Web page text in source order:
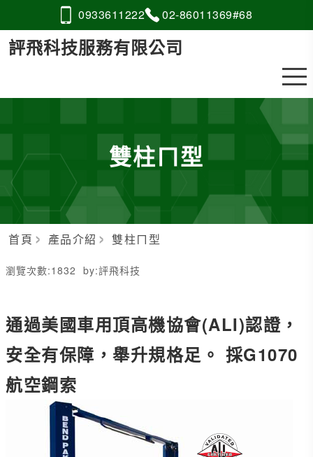
0933611222 02-8601 1369#68
評飛科技服務有限公司
雙柱ㄇ型
首頁 產品介紹 雙柱ㄇ型
瀏覽次數:1832 by:評飛科技
通過美國車用頂高機協會(ALI)認證，
安全有保障，舉升規格足。 採G1070
航空鋼索